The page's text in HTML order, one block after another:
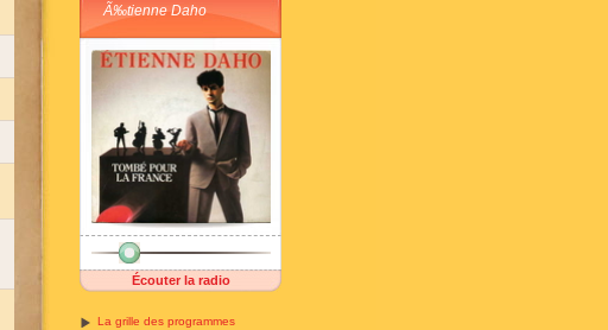
Ã‰tienne Daho
Écouter la radio
La grille des programmes